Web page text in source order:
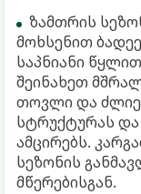
ზამთრის
მოხსენით
საპნიანი
შეინახეთ
თოვლი და
სტრუქტურას
ამცირებს.
სეზონის
მწერებისგან.